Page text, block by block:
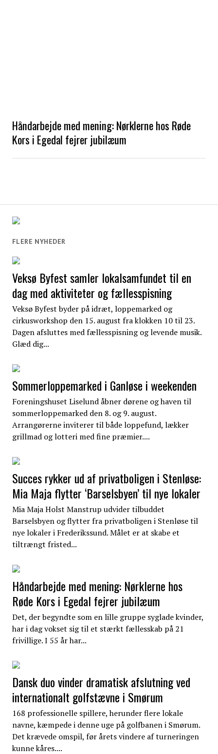
FLERE NYHEDER
Veksø Byfest samler lokalsamfundet til en
dag med aktiviteter og fællesspisning
Veksø Byfest byder på idræt, loppemarked og
cirkusworkshop den 15. august fra klokken 10 til 23.
Dagen afsluttes med fællesspisning og levende musik.
Glæd dig...
Sommerloppemarked i Ganløse i weekenden
Foreningshuset Liselund åbner dørene og haven til
sommerloppemarked den 8. og 9. august.
Arrangørerne inviterer til både loppefund, lækker
grillmad og lotteri med fine præmier....
Succes rykker ud af privatboligen i Stenløse:
Mia Maja flytter ‘Barselsbyen’ til nye lokaler
Mia Maja Holst Manstrup udvider tilbuddet
Barselsbyen og flytter fra privatboligen i Stenløse til
nye lokaler i Frederikssund. Målet er at skabe et
tiltrængt fristed...
Håndarbejde med mening: Nørklerne hos
Røde Kors i Egedal fejrer jubilæum
Det, der begyndte som en lille gruppe syglade kvinder,
har i dag vokset sig til et stærkt fællesskab på 21
frivillige. I 55 år har...
Dansk duo vinder dramatisk afslutning ved
internationalt golfstævne i Smørum
168 professionelle spillere, herunder flere lokale
navne, kæmpede i denne uge på golfbanen i Smørum.
Det krævede omspil, før årets vindere af turneringen
kunne kåres....
Håndarbejde med mening: Nørklerne hos Røde
Kors i Egedal fejrer jubilæum